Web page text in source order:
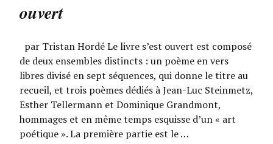
ouvert
par Tristan Hordé Le livre s’est ouvert est composé
de deux ensembles distincts : un poème en vers
libres divisé en sept séquences, qui donne le titre au
recueil, et trois poèmes dédiés à Jean-Luc Steinmetz,
Esther Tellermann et Dominique Grandmont,
hommages et en même temps esquisse d’un « art
poétique ». La première partie est le …